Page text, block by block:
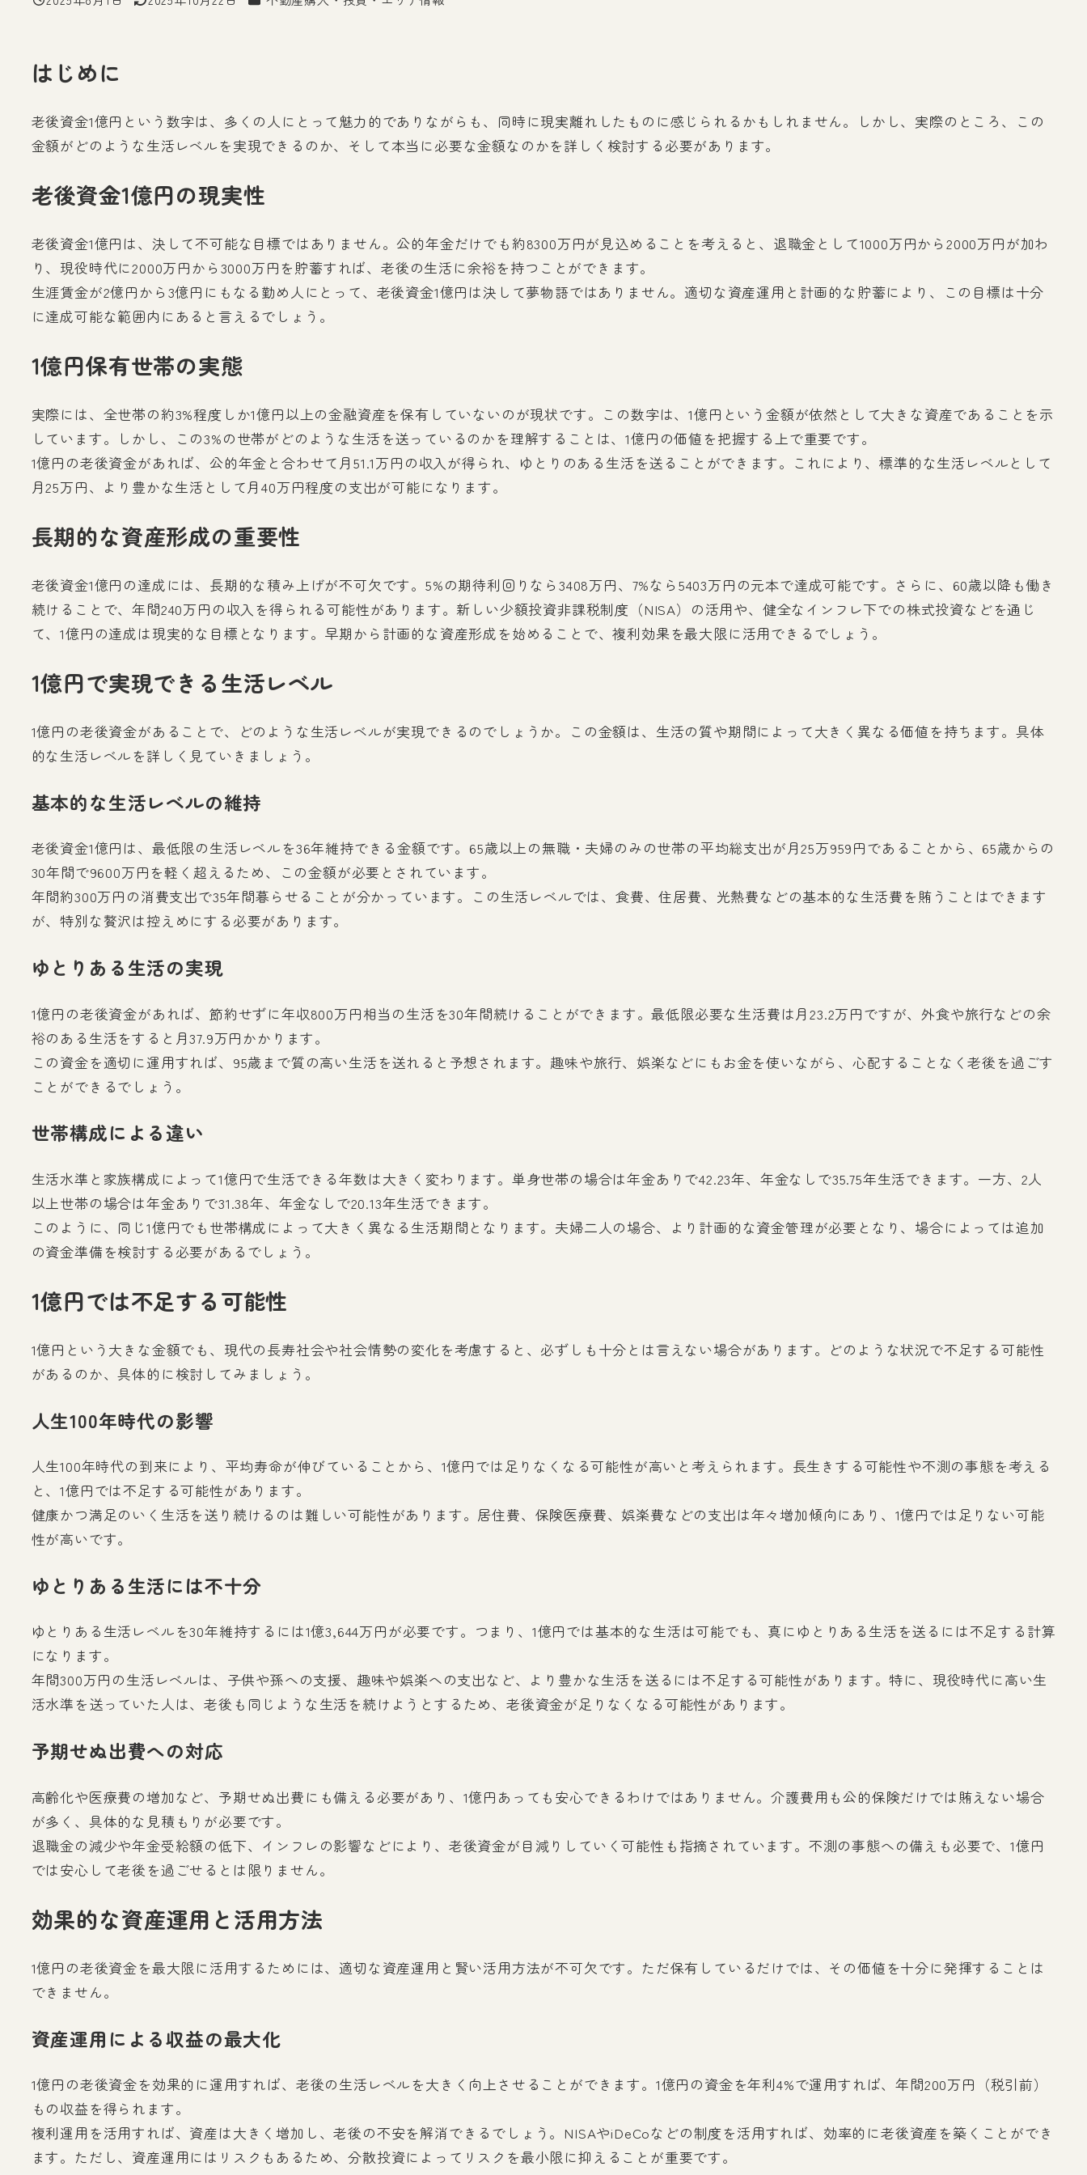
投稿日 更新日
はじめに
老後資金1億円という数字は、多くの人にとって魅力的でありながらも、同時に現実離れしたものに感じられるかもしれません。しかし、実際のところ、この
金額がどのような生活レベルを実現できるのか、そして本当に必要な金額なのかを詳しく検討する必要があります。
老後資金1億円の現実性
老後資金1億円は、決して不可能な目標ではありません。公的年金だけでも約8300万円が見込めることを考えると、退職金として1000万円から2000万円が加わ
り、現役時代に2000万円から3000万円を貯蓄すれば、老後の生活に余裕を持つことができます。
生涯賃金が2億円から3億円にもなる勤め人にとって、老後資金1億円は決して夢物語ではありません。適切な資産運用と計画的な貯蓄により、この目標は十分
に達成可能な範囲内にあると言えるでしょう。
1億円保有世帯の実態
実際には、全世帯の約3%程度しか1億円以上の金融資産を保有していないのが現状です。この数字は、1億円という金額が依然として大きな資産であることを示
しています。しかし、この3%の世帯がどのような生活を送っているのかを理解することは、1億円の価値を把握する上で重要です。
1億円の老後資金があれば、公的年金と合わせて月51.1万円の収入が得られ、ゆとりのある生活を送ることができます。これにより、標準的な生活レベルとして
月25万円、より豊かな生活として月40万円程度の支出が可能になります。
長期的な資産形成の重要性
老後資金1億円の達成には、長期的な積み上げが不可欠です。5%の期待利回りなら3408万円、7%なら5403万円の元本で達成可能です。さらに、60歳以降も働き
続けることで、年間240万円の収入を得られる可能性があります。新しい少額投資非課税制度（NISA）の活用や、健全なインフレ下での株式投資などを通じ
て、1億円の達成は現実的な目標となります。早期から計画的な資産形成を始めることで、複利効果を最大限に活用できるでしょう。
1億円で実現できる生活レベル
1億円の老後資金があることで、どのような生活レベルが実現できるのでしょうか。この金額は、生活の質や期間によって大きく異なる価値を持ちます。具体
的な生活レベルを詳しく見ていきましょう。
基本的な生活レベルの維持
老後資金1億円は、最低限の生活レベルを36年維持できる金額です。65歳以上の無職・夫婦のみの世帯の平均総支出が月25万959円であることから、65歳からの
30年間で9600万円を軽く超えるため、この金額が必要とされています。
年間約300万円の消費支出で35年間暮らせることが分かっています。この生活レベルでは、食費、住居費、光熱費などの基本的な生活費を賄うことはできます
が、特別な贅沢は控えめにする必要があります。
ゆとりある生活の実現
1億円の老後資金があれば、節約せずに年収800万円相当の生活を30年間続けることができます。最低限必要な生活費は月23.2万円ですが、外食や旅行などの余
裕のある生活をすると月37.9万円かかります。
この資金を適切に運用すれば、95歳まで質の高い生活を送れると予想されます。趣味や旅行、娯楽などにもお金を使いながら、心配することなく老後を過ごす
ことができるでしょう。
世帯構成による違い
生活水準と家族構成によって1億円で生活できる年数は大きく変わります。単身世帯の場合は年金ありで42.23年、年金なしで35.75年生活できます。一方、2人
以上世帯の場合は年金ありで31.38年、年金なしで20.13年生活できます。
このように、同じ1億円でも世帯構成によって大きく異なる生活期間となります。夫婦二人の場合、より計画的な資金管理が必要となり、場合によっては追加
の資金準備を検討する必要があるでしょう。
1億円では不足する可能性
1億円という大きな金額でも、現代の長寿社会や社会情勢の変化を考慮すると、必ずしも十分とは言えない場合があります。どのような状況で不足する可能性
があるのか、具体的に検討してみましょう。
人生100年時代の影響
人生100年時代の到来により、平均寿命が伸びていることから、1億円では足りなくなる可能性が高いと考えられます。長生きする可能性や不測の事態を考える
と、1億円では不足する可能性があります。
健康かつ満足のいく生活を送り続けるのは難しい可能性があります。居住費、保険医療費、娯楽費などの支出は年々増加傾向にあり、1億円では足りない可能
性が高いです。
ゆとりある生活には不十分
ゆとりある生活レベルを30年維持するには1億3,644万円が必要です。つまり、1億円では基本的な生活は可能でも、真にゆとりある生活を送るには不足する計算
になります。
年間300万円の生活レベルは、子供や孫への支援、趣味や娯楽への支出など、より豊かな生活を送るには不足する可能性があります。特に、現役時代に高い生
活水準を送っていた人は、老後も同じような生活を続けようとするため、老後資金が足りなくなる可能性があります。
予期せぬ出費への対応
高齢化や医療費の増加など、予期せぬ出費にも備える必要があり、1億円あっても安心できるわけではありません。介護費用も公的保険だけでは賄えない場合
が多く、具体的な見積もりが必要です。
退職金の減少や年金受給額の低下、インフレの影響などにより、老後資金が目減りしていく可能性も指摘されています。不測の事態への備えも必要で、1億円
では安心して老後を過ごせるとは限りません。
効果的な資産運用と活用方法
1億円の老後資金を最大限に活用するためには、適切な資産運用と賢い活用方法が不可欠です。ただ保有しているだけでは、その価値を十分に発揮することは
できません。
資産運用による収益の最大化
1億円の老後資金を効果的に運用すれば、老後の生活レベルを大きく向上させることができます。1億円の資金を年利4%で運用すれば、年間200万円（税引前）
もの収益を得られます。
複利運用を活用すれば、資産は大きく増加し、老後の不安を解消できるでしょう。NISAやiDeCoなどの制度を活用すれば、効率的に老後資産を築くことができ
ます。ただし、資産運用にはリスクもあるため、分散投資によってリスクを最小限に抑えることが重要です。